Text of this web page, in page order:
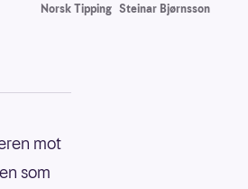
Norsk Tipping Steinar Bjørnsson
mot
som